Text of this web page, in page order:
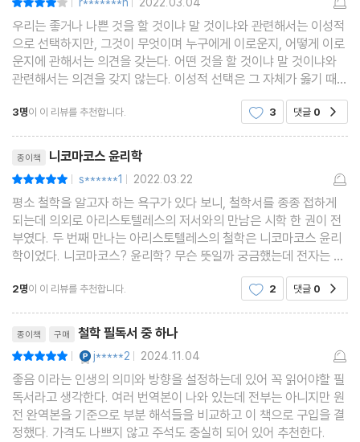
제7장 개별적인 미덕에 적용한 중용의 원칙
제8장 지나침과 모자람은 서로 대립하고, 중용과도 대립된다
제9장 중용을 위한 실천적인 지침
제3권 미덕과 악덕
제1장 칭찬과 비난의 대상은 자발적인 행위들
제2장 이성적 선택
제3장 숙고의 본질과 대상
제4장 바람의 대상은 좋은 것 또는 좋아 보이는 것이다
제5장 미덕과 악덕은 우리 책임이다
제7장 용기, 비겁, 무모
제8장 용기라 불리지만 용기가 아닌 다섯 성품
제9장 용기와 고통
제10장 절제는 신체적인 즐거움과 관련 있다
제11장 절제와 무절제
제12장 무절제와 자발성
| |
우리는 좋거나 나쁜 것을 할 것이냐 말 것이냐와 관련해서는 이성적
으로 선택하지만, 그것이 무엇이며 누구에게 이로운지, 어떻게 이로
운지에 관해서는 의견을 갖는다. 어떤 것을 할 것이냐 말 것이냐와
관련해서는 의견을 갖지 않는다. 이성적 선택은 그 자체가 옳기 때문
이 아니라 옳은 것을 선택하므로 칭찬을 받지만, 의견은 진실에 부합
하므로 칭찬을 받는다. 그리고 우리는
3명이 이 리뷰를 추천합니다. 3 댓글 0
종이책 니코마코스 윤리학
| s******1 | 2022.03.22
평소 철학을 알고자 하는 욕구가 있다 보니, 철학서를 종종 접하게
되는데 의외로 아리스토텔레스의 저서와의 만남은 시학 한 권이 전
부였다. 두 번째 만나는 아리스토텔레스의 철학은 니코마코스 윤리
학이었다. 니코마코스? 윤리학? 무슨 뜻일까 궁금했는데 전자는 사
람의 이름이고, 후자의 윤리학은 우리가 생각하는 윤리와는 다른 개
념이었다. 니코마코스는 아리스토텔레스의 아
2명이 이 리뷰를 추천합니다. 2 댓글 0
종이책 구매 철학 필독서 중 하나
| j*****2 | 2024.11.04
좋음 이라는 인생의 의미와 방향을 설정하는데 있어 꼭 읽어야할 필
독서라고 생각한다. 여러 번역본이 나와 있는데 전부는 아니지만 원
전 완역본을 기준으로 부분 해석들을 비교하고 이 책으로 구입을 결
정했다. 가격도 나쁘지 않고 주석도 충실히 되어 있어 추천한다.